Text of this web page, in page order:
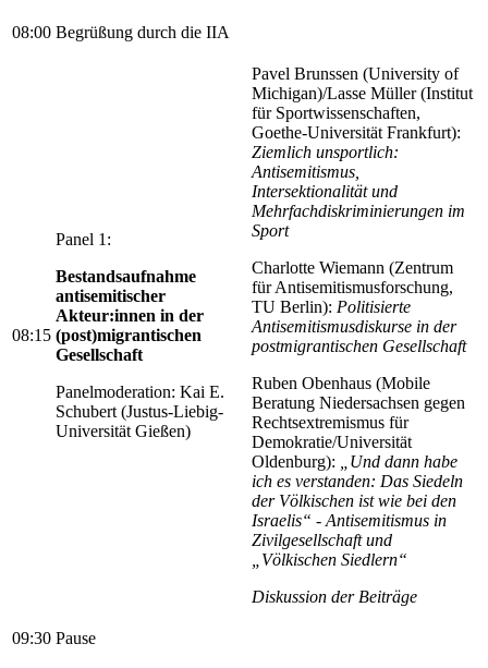
08:00 Begrüßung durch die IIA
08:15
Panel 1:
Bestandsaufnahme
antisemitischer
Akteur:innen in der
(post)migrantischen
Gesellschaft
Panelmoderation: Kai E.
Schubert (Justus-Liebig-
Universität Gießen)
Pavel Brunssen (University of
Michigan)/Lasse Müller (Institut
für Sportwissenschaften,
Goethe-Universität Frankfurt):
Ziemlich unsportlich:
Antisemitismus,
Intersektionalität und
Mehrfachdiskriminierungen im
Sport
Charlotte Wiemann (Zentrum
für Antisemitismusforschung,
TU Berlin): Politisierte
Antisemitismusdiskurse in der
postmigrantischen Gesellschaft
Ruben Obenhaus (Mobile
Beratung Niedersachsen gegen
Rechtsextremismus für
Demokratie/Universität
Oldenburg):
„Und dann habe
ich es verstanden: Das Siedeln
der Völkischen ist wie bei den
Israelis“ - Antisemitismus in
Zivilgesellschaft und
„Völkischen Siedlern“
Diskussion der Beiträge
09:30 Pause